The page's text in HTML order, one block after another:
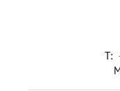
T: